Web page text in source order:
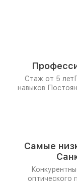
Стаж от 5 лет
навыков
Самые
оптического